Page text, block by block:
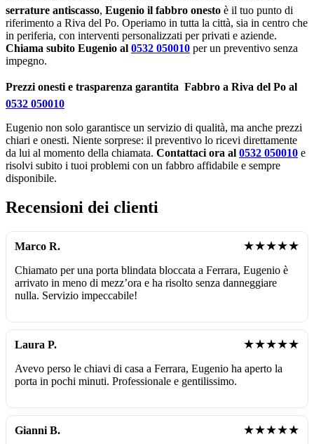
serrature antiscasso, Eugenio il fabbro onesto è il tuo punto di
riferimento a Riva del Po. Operiamo in tutta la città, sia in centro che
in periferia, con interventi personalizzati per privati e aziende.
Chiama subito Eugenio al 0532 050010 per un preventivo senza
impegno.
Prezzi onesti e trasparenza garantita  Fabbro a Riva del Po al
0532 050010
Eugenio non solo garantisce un servizio di qualità, ma anche prezzi
chiari e onesti. Niente sorprese: il preventivo lo ricevi direttamente
da lui al momento della chiamata. Contattaci ora al 0532 050010 e
risolvi subito i tuoi problemi con un fabbro affidabile e sempre
disponibile.
Recensioni dei clienti
Marco R. ★★★★★
Chiamato per una porta blindata bloccata a Ferrara, Eugenio è
arrivato in meno di mezz’ora e ha risolto senza danneggiare
nulla. Servizio impeccabile!
Laura P. ★★★★★
Avevo perso le chiavi di casa a Ferrara, Eugenio ha aperto la
porta in pochi minuti. Professionale e gentilissimo.
Gianni B. ★★★★★